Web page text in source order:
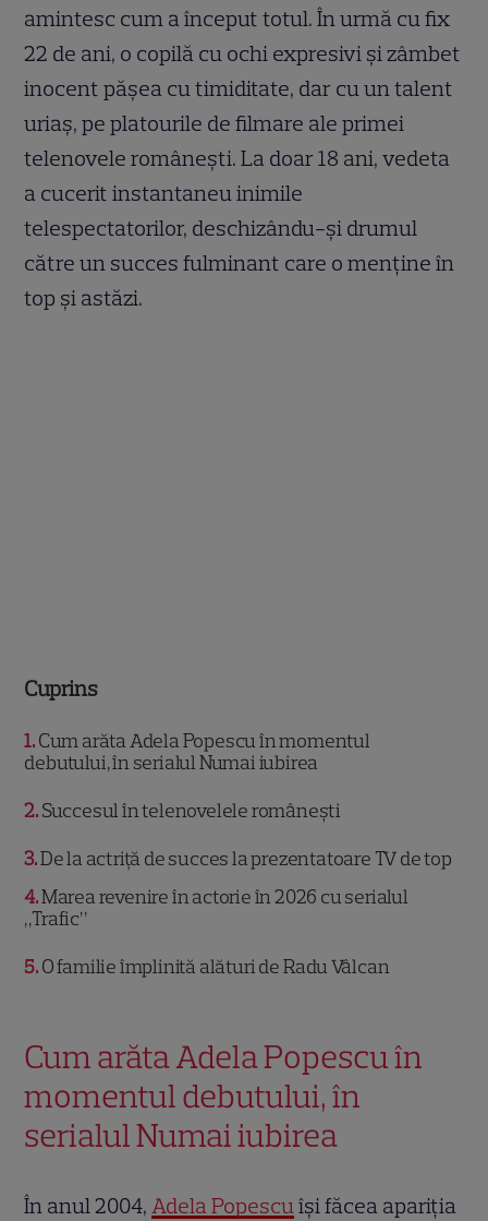
amintesc cum a început totul. În urmă cu fix
22 de ani, o copilă cu ochi expresivi și zâmbet
inocent pășea cu timiditate, dar cu un talent
uriaș, pe platourile de filmare ale primei
telenovele românești. La doar 18 ani, vedeta
a cucerit instantaneu inimile
telespectatorilor, deschizându-și drumul
către un succes fulminant care o menține în
top și astăzi.
Cuprins
1 Cum arăta Adela Popescu în momentul
debutului, în serialul Numai iubirea
2 Succesul în telenovelele românești
3 De la actriță de succes la prezentatoare TV de top
4 Marea revenire în actorie în 2026 cu serialul
„Trafic”
5 O familie împlinită alături de Radu Vâlcan
Cum arăta Adela Popescu în
momentul debutului, în
serialul Numai iubirea
În anul 2004,Adela Popescuîși făcea apariția